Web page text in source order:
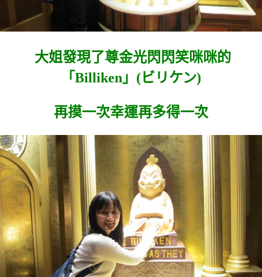
大姐發現了尊金光閃閃笑咪咪的
「Billiken」(ビリケン)
再摸一次幸運再多得一次